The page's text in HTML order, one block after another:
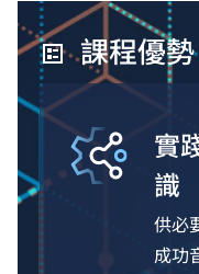
課程優勢
實
識
供必
成功